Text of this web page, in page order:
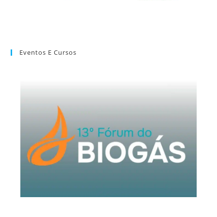
Eventos E Cursos